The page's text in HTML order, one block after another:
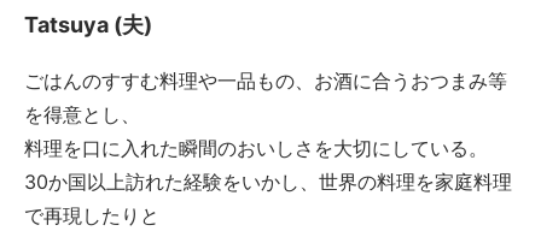
Tatsuya (夫)
ごはんのすすむ料理や一品もの、お酒に合うおつまみ等
を得意とし、
料理を口に入れた瞬間のおいしさを大切にしている。
30か国以上訪れた経験をいかし、世界の料理を家庭料理
で再現したりと